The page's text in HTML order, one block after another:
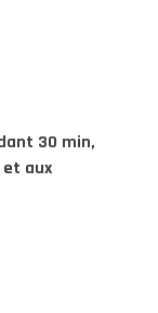
30 min,
aux